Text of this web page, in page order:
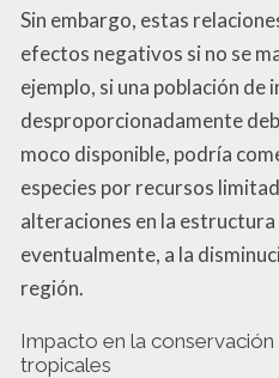
Sin embargo, estas
efectos negativos si no se
ejemplo, si una población de
desproporcionadamente
moco disponible, podría
especies por recursos
alteraciones en la estructura
eventualmente, a la
región.
Impacto en la
tropicales